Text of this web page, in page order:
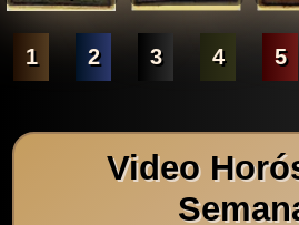
1 2 3 4 5
Video